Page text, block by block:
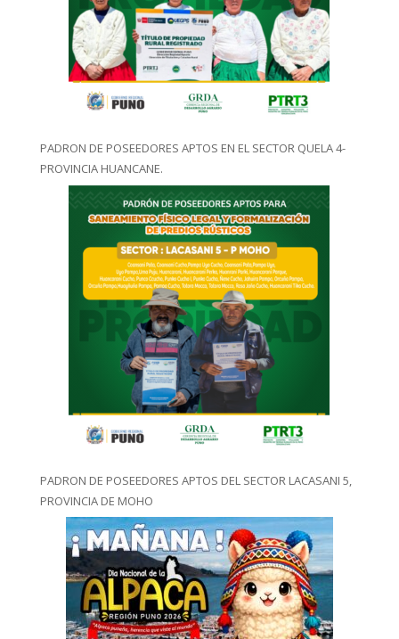
PADRON DE POSEEDORES APTOS EN EL SECTOR QUELA 4-
PROVINCIA HUANCANE.
PADRON DE POSEEDORES APTOS DEL SECTOR LACASANI 5,
PROVINCIA DE MOHO